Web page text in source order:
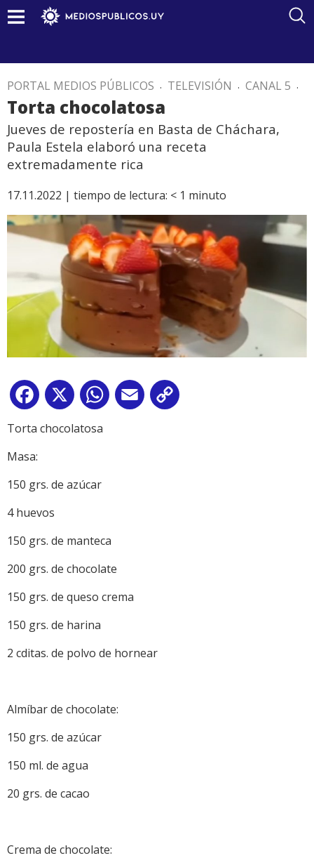
PORTAL MEDIOS PÚBLICOS . TELEVISIÓN . CANAL 5 .
Torta chocolatosa
Jueves de repostería en Basta de Cháchara,
Paula Estela elaboró una receta
extremadamente rica
17.11.2022 | tiempo de lectura: < 1 minuto
Facebook
X WhatsApp
Email
Torta chocolatosa
Masa:
150 grs. de azúcar
4 huevos
150 grs. de manteca
200 grs. de chocolate
150 grs. de queso crema
150 grs. de harina
2 cditas. de polvo de hornear
Almíbar de chocolate:
150 grs. de azúcar
150 ml. de agua
20 grs. de cacao
Crema de chocolate: